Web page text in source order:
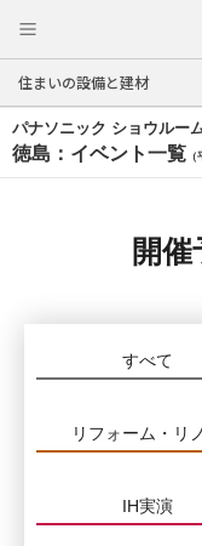
住まいの設備と建材
パナソニック ショウルー
徳島：イベント一覧
開
すべて
リフォーム・リ
IH実演